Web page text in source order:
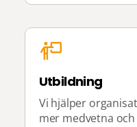
Utbildning
Vi hjälper
mer medvetna